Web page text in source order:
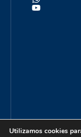
Utilizamos cookies